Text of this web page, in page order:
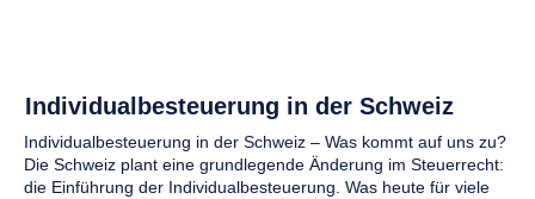
Individualbesteuerung in der Schweiz
Individualbesteuerung in der Schweiz – Was kommt auf uns zu?
Die Schweiz plant eine grundlegende Änderung im Steuerrecht:
die Einführung der Individualbesteuerung. Was heute für viele